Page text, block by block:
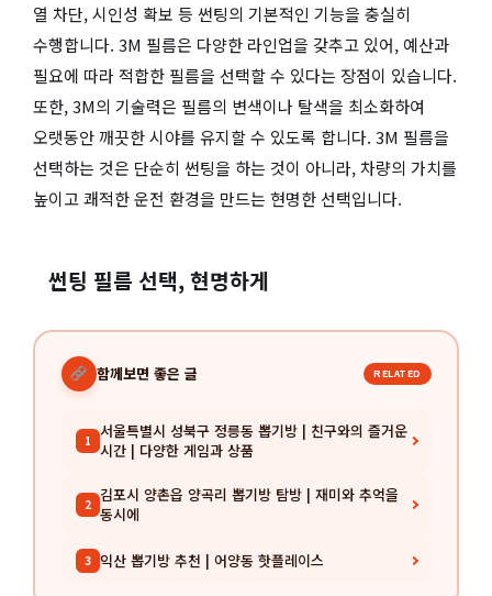
열 차단, 시인성 확보 등 썬팅의 기본적인 기능을 충실히
수행합니다. 3M 필름은 다양한 라인업을 갖추고 있어, 예산과
필요에 따라 적합한 필름을 선택할 수 있다는 장점이 있습니다.
또한, 3M의 기술력은 필름의 변색이나 탈색을 최소화하여
오랫동안 깨끗한 시야를 유지할 수 있도록 합니다. 3M 필름을
선택하는 것은 단순히 썬팅을 하는 것이 아니라, 차량의 가치를
높이고 쾌적한 운전 환경을 만드는 현명한 선택입니다.
썬팅 필름 선택, 현명하게
함께보면 좋은 글 RELATED
1 서울특별시 성북구 정릉동 뽑기방 | 친구와의 즐거운
시간 | 다양한 게임과 상품
2 김포시 양촌읍 양곡리 뽑기방 탐방 | 재미와 추억을
동시에
3 익산 뽑기방 추천 | 어양동 핫플레이스